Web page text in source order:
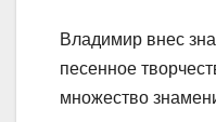
Владимир внес
песенное
множество